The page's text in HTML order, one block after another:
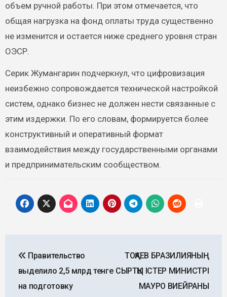
объем ручной работы. При этом отмечается, что
общая нагрузка на фонд оплаты труда существенно
не изменится и остается ниже среднего уровня стран
ОЭСР.
Серик Жумангарин подчеркнул, что цифровизация
неизбежно сопровождается технической настройкой
систем, однако бизнес не должен нести связанные с
этим издержки. По его словам, формируется более
конструктивный и оперативный формат
взаимодействия между государственными органами
и предпринимательским сообществом.
по
записям
Правительство
выделило 2,5 млрд тенге
на подготовку
ТОҚАЕВ БРАЗИЛИЯНЫҢ
СЫРТҚЫ ІСТЕР МИНИСТРІ
МАУРО ВИЕЙРАНЫ